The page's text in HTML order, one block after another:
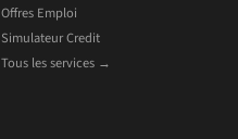
Offres Emploi
Simulateur Credit
Tous les services →